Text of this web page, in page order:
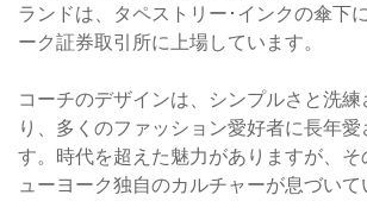
ランドは、タペストリー･インクの傘下
ーク証券取引所に上場しています。
コーチのデザインは、シンプルさと洗
り、多くのファッション愛好者に長年愛
す。時代を超えた魅力がありますが、
ューヨーク独自のカルチャーが息づいて